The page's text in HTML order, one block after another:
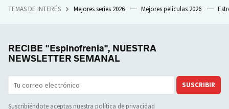
TEMAS DE INTERÉS Mejores series 2026 Mejores películas 2026
RECIBE "Espinofrenia", NUESTRA
NEWSLETTER SEMANAL
SUSCRIBIR
Suscribiéndote aceptas nuestra política de privacidad